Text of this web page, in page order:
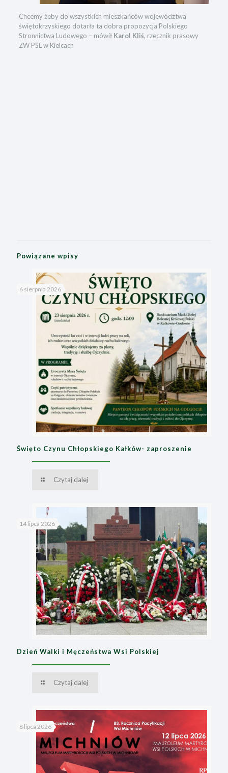
Chcemy żeby do wszystkich mieszkańców województwa
świętokrzyskiego dotarła ta dobra propozycja Polskiego
Stronnictwa Ludowego – mówił Karol Kliś, rzecznik prasowy
ZW PSL w Kielcach
Powiązane wpisy
6 sierpnia 2026
Święto Czynu Chłopskiego Kałków- zaproszenie
Czytaj dalej
14 lipca 2026
Dzień Walki i Męczeństwa Wsi Polskiej
Czytaj dalej
8 lipca 2026